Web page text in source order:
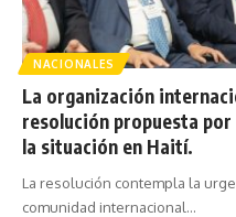
NACIONALES
La organización
resolución propuesta
la situación en Haití.
La resolución contempla la
comunidad internacional…